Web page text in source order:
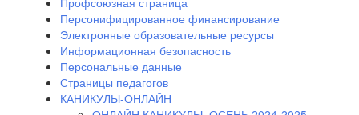
Персонифицированное финансирование
Электронные образовательные ресурсы
Информационная безопасность
Персональные данные
Страницы педагогов
КАНИКУЛЫ-ОНЛАЙН